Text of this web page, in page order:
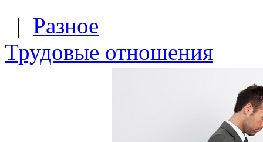
| Разное
Трудовые отношения